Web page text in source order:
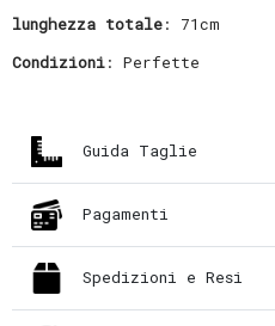
lunghezza totale: 71cm
Condizioni: Perfette
Guida Taglie
Pagamenti
Spedizioni e Resi